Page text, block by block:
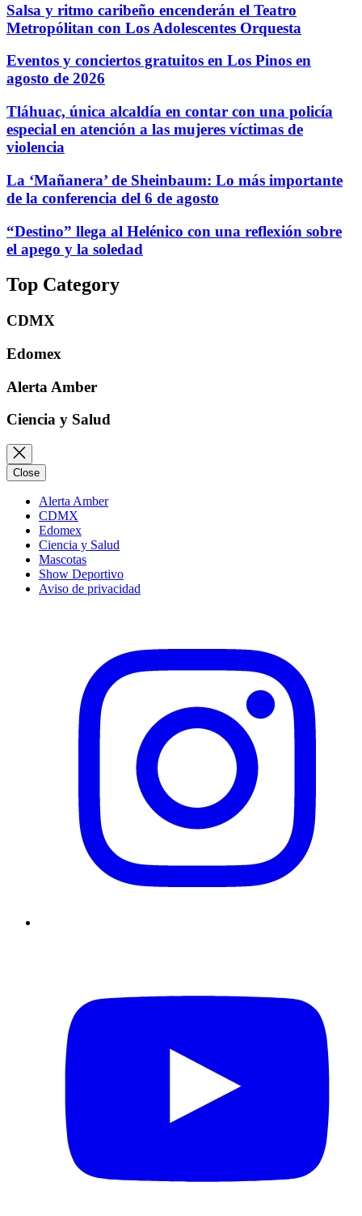
Salsa y ritmo caribeño encenderán el Teatro
Metropólitan con Los Adolescentes Orquesta
Eventos y conciertos gratuitos en Los Pinos en
agosto de 2026
Tláhuac, única alcaldía en contar con una policía
especial en atención a las mujeres víctimas de
violencia
La ‘Mañanera’ de Sheinbaum: Lo más importante
de la conferencia del 6 de agosto
“Destino” llega al Helénico con una reflexión sobre
el apego y la soledad
Top Category
CDMX
Edomex
Alerta Amber
Ciencia y Salud
Close
Alerta Amber
CDMX
Edomex
Ciencia y Salud
Mascotas
Show Deportivo
Aviso de privacidad